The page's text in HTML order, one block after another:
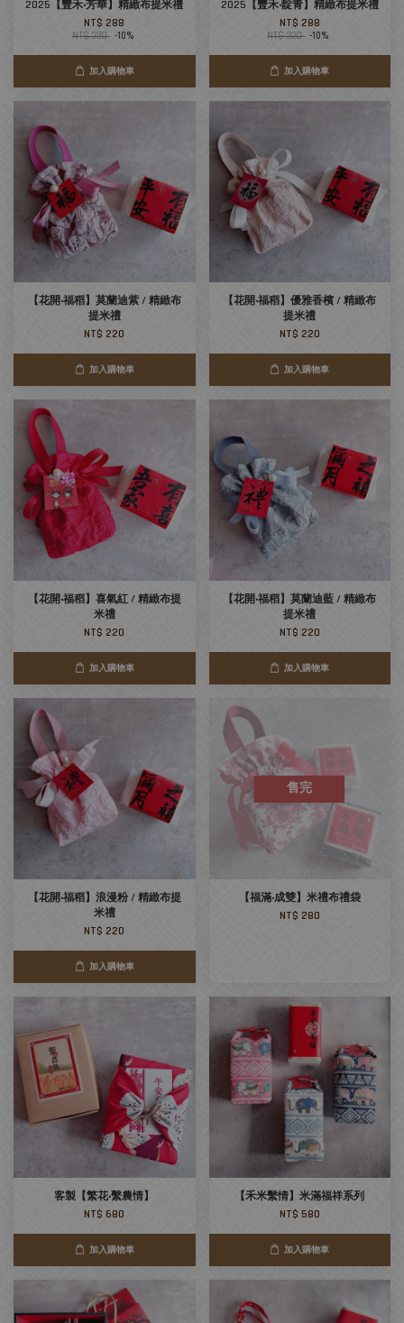
2025【豐禾‧芳華】精緻布提米禮
NT$ 288
NT$ 320 -10%
加入購物車
2025【豐禾‧靛青】精緻布提米禮
NT$ 288
NT$ 320 -10%
加入購物車
【花開‧福稻】莫蘭迪紫 / 精緻布
提米禮
NT$ 220
加入購物車
【花開‧福稻】優雅香檳 / 精緻布
提米禮
NT$ 220
加入購物車
【花開‧福稻】喜氣紅 / 精緻布提
米禮
NT$ 220
加入購物車
【花開‧福稻】莫蘭迪藍 / 精緻布
提米禮
NT$ 220
加入購物車
【花開‧福稻】浪漫粉 / 精緻布提
米禮
NT$ 220
加入購物車
售完
【福滿‧成雙】米禮布禮袋
NT$ 280
客製【繁花‧繫農情】
NT$ 680
加入購物車
【禾米繫情】米滿福祥系列
NT$ 580
加入購物車